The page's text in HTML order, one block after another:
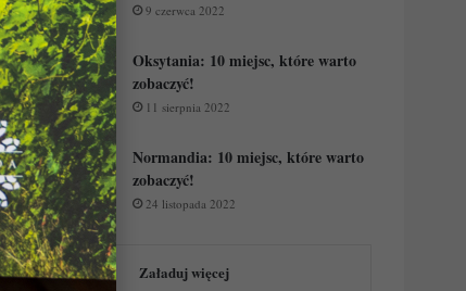
9 czerwca 2022
Oksytania: 10 miejsc, które warto
zobaczyć!
11 sierpnia 2022
Normandia: 10 miejsc, które warto
zobaczyć!
24 listopada 2022
Załaduj więcej